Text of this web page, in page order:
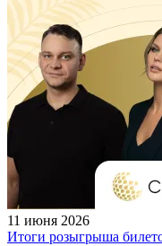
11 июня 2026
Итоги розыгрыша